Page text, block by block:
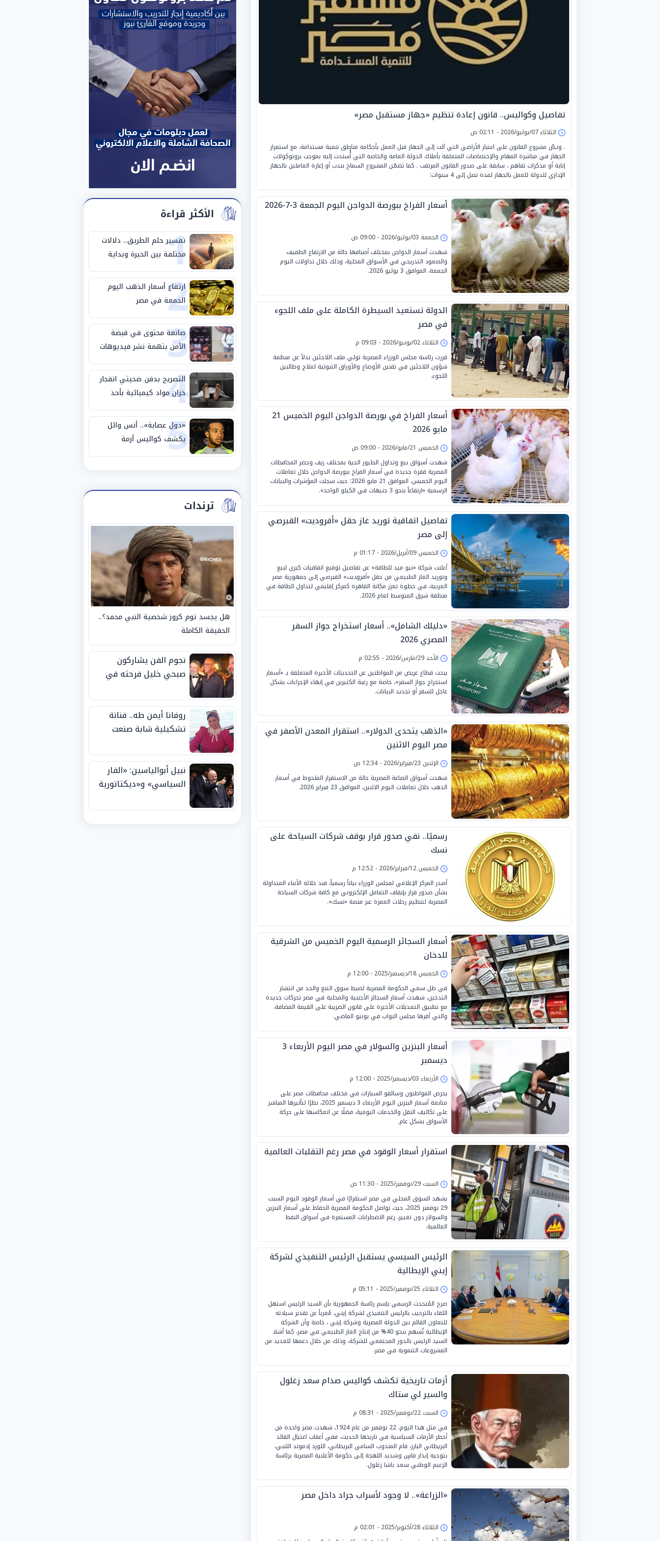
تفاصيل وكواليس.. قانون إعادة تنظيم «جهاز مستقبل مصر»
الثلاثاء 07/يوليو/2026 - 02:11 ص
. ونـصّ مشروع القانون على اعتبار الأراضي التي آلت إلى الجهاز قبل العمل بأحكامه مناطق تنمية مستدامة، مع استمرار
الجهاز في مباشرة المهام والإختصاصات المتعلقة بأملاك الدولة العامة والخاصة التي أُُسندت إليه بموجب بروتوكولات
إنابة أو مذكرات تفاهم ، سابقة على صدور القانون المرتقب . كما تضمّـن المشروع السماح بندب أو إعارة العاملين بالجهاز
الإداري للدولة للعمل بالجهاز لمدة تصل إلى 4 سنوات؛
أسعار الفراخ ببورصة الدواجن اليوم الجمعة 3-7-2026
الجمعة 03/يوليو/2026 - 09:00 ص
شهدت أسعار الدواجن بمختلف أصنافها حالة من الارتفاع الطفيف
والصعود التدريجي في الأسواق المحلية، وذلك خلال تداولات اليوم
الجمعة، الموافق 3 يوليو 2026.
الدولة تستعيد السيطرة الكاملة على ملف اللجوء
في مصر
الثلاثاء 02/يونيو/2026 - 09:03 م
قررت رئاسة مجلس الوزراء المصرية تولي ملف اللاجئين بدلاً عن منظمة
شؤون اللاجئين في تقنين الأوضاع والأوراق الثبوتية لعلاج وطالبين
اللجوء.
أسعار الفراخ في بورصة الدواجن اليوم الخميس 21
مايو 2026
الخميس 21/مايو/2026 - 09:00 ص
شهدت أسواق بيع وتداول الطيور الحية بمختلف ريف وحضر المحافظات
المصرية قفزة جديدة في أسعار الفراخ ببورصة الدواجن خلال تعاملات
اليوم الخميس، الموافق 21 مايو 2026؛ حيث سجلت المؤشرات والبيانات
الرسمية «ارتفاعاً بنحو 3 جنيهات في الكيلو الواحد».
تفاصيل اتفاقية توريد غاز حقل «أفروديت» القبرصي
إلى مصر
الخميس 09/أبريل/2026 - 01:17 م
أعلنت شركة «نيو ميد للطاقة» عن تفاصيل توقيع اتفاقيات كبرى لبيع
وتوريد الغاز الطبيعي من حقل «أفروديت» القبرصي إلى جمهورية مصر
العربية، في خطوة تعزز مكانة القاهرة كمركز إقليمي لتداول الطاقة في
منطقة شرق المتوسط لعام 2026.
«دليلك الشامل».. أسعار استخراج جواز السفر
المصري 2026
الأحد 29/مارس/2026 - 02:55 م
يبحث قطاع عريض من المواطنين عن التحديثات الأخيرة المتعلقة بـ «أسعار
استخراج جواز السفر»، خاصة مع رغبة الكثيرين في إنهاء الإجراءات بشكل
عاجل للسفر أو تجديد البيانات.
«الذهب يتحدى الدولار».. استقرار المعدن الأصفر في
مصر اليوم الاثنين
الإثنين 23/فبراير/2026 - 12:34 ص
شهدت أسواق الصاغة المصرية حالة من الاستقرار الملحوظ في أسعار
الذهب خلال تعاملات اليوم الاثنين، الموافق 23 فبراير 2026.
رسميًا.. نفي صدور قرار بوقف شركات السياحة على
نسك
الخميس 12/فبراير/2026 - 12:52 م
أصدر المركز الإعلامي لمجلس الوزراء بياناً رسمياً، فند خلاله الأنباء المتداولة
بشأن صدور قرار بإيقاف التعامل الإلكتروني مع كافة شركات السياحة
المصرية لتنظيم رحلات العمرة عبر منصة «نسك».
أسعار السجائر الرسمية اليوم الخميس من الشرقية
للدخان
الخميس 18/ديسمبر/2025 - 12:00 م
في ظل سعي الحكومة المصرية لضبط سوق التبغ والحد من انتشار
التدخين، شهدت أسعار السجائر الأجنبية والمحلية في مصر تحركات جديدة
مع تطبيق التعديلات الأخيرة على قانون الضريبة على القيمة المضافة،
والتي أقرها مجلس النواب في يونيو الماضي.
أسعار البنزين والسولار في مصر اليوم الأربعاء 3
ديسمبر
الأربعاء 03/ديسمبر/2025 - 12:00 م
يحرص المواطنون وسائقو السيارات في مختلف محافظات مصر على
متابعة أسعار البنزين اليوم الأربعاء 3 ديسمبر 2025، نظرًا لتأثيرها المباشر
على تكاليف النقل والخدمات اليومية، فضلًا عن انعكاسها على حركة
الأسواق بشكل عام.
استقرار أسعار الوقود في مصر رغم التقلبات العالمية
السبت 29/نوفمبر/2025 - 11:30 ص
يشهد السوق المحلي في مصر استقرارًا في أسعار الوقود اليوم السبت
29 نوفمبر 2025، حيث تواصل الحكومة المصرية الحفاظ على أسعار البنزين
والسولار دون تغيير، رغم الاضطرابات المستمرة في أسواق النفط
العالمية.
الرئيس السيسي يستقبل الرئيس التنفيذي لشركة
إيني الإيطالية
الثلاثاء 25/نوفمبر/2025 - 05:11 م
صرح المُتحدث الرسمي باِسم رئاسة الجمهورية بأن السيد الرئيس استهل
اللقاء بالترحيب بالرئيس التنفيذي لشركة إيني، مُعرباً عن تقدير سيادته
للتعاون القائم بين الدولة المصرية وشركة إيني ، خاصة وأن الشركة
الإيطالية تُسهم بنحو 40% من إنتاج الغاز الطبيعي في مصر، كما أشاد
السيد الرئيس بالدور المجتمعي للشركة، وذلك من خلال دعمها للعديد من
المشروعات التنموية في مصر.
أزمات تاريخية تكشف كواليس صدام سعد زغلول
والسير لي ستاك
السبت 22/نوفمبر/2025 - 08:31 م
في مثل هذا اليوم، 22 نوفمبر من عام 1924، شهدت مصر واحدة من
أخطر الأزمات السياسية في تاريخها الحديث، ففي أعقاب اغتيال القائد
البريطاني البارز، قام المندوب السامي البريطاني، اللورد إدموند اللنبي،
بتوجيه إنذار قاسٍ وشديد اللهجة إلى حكومة الأغلبية المصرية برئاسة
الزعيم الوطني سعد باشا زغلول.
«الزراعة».. لا وجود لأسراب جراد داخل مصر
الثلاثاء 28/أكتوبر/2025 - 02:01 م
الأكثر قراءة
1
تفسير حلم الطريق.. دلالات
مختلفة بين الحيرة وبداية
مرحلة جديدة
2
ارتفاع أسعار الذهب اليوم
الجمعة في مصر
3
صانعة محتوى في قبضة
الأمن بتهمة نشر فيديوهات
خادشة للحياء
4
التصريح بدفن ضحيتي انفجار
خزان مواد كيميائية بأحد
مصانع الفيوم
5
«دول عصابة».. أنس وائل
يكشف كواليس أزمة
استبعاده المفاجئ من
ترندات
هل يجسد توم كروز شخصية النبي محمد؟..
الحقيقة الكاملة
نجوم الفن يشاركون
صبحي خليل فرحته في
روفانا أيمن طه.. فنانة
تشكيلية شابة صنعت
الجوائز منذ الصغر
نبيل أبوالياسين: «الفار
السياسي» و«ديكتاتورية
الفيفا».. وإقالة